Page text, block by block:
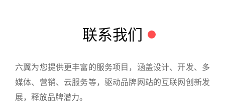
联系我们
六翼为您提供更丰富的服务项目，涵盖设计、开发、多
媒体、营销、云服务等，驱动品牌网站的互联网创新发
展，释放品牌潜力。